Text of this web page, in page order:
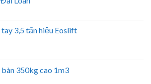
tay 3,5 tấn hiệu Eoslift
bàn 350kg cao 1m3